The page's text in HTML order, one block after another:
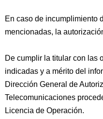
En caso de incumplimiento
mencionadas, la
De cumplir la titular con las
indicadas y a mérito del
Dirección General de
Telecomunicaciones
Licencia de Operación.